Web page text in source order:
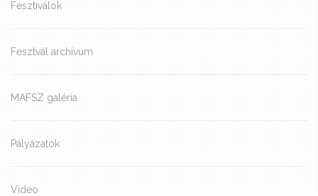
Fesztiválok
Fesztvál archívum
MAFSZ galéria
Pályázatok
Video